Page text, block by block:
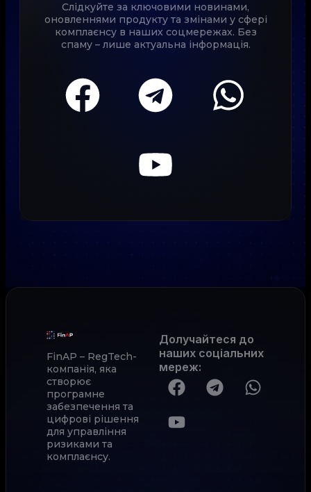
Слідкуйте за ключовими новинами,
оновленнями продукту та змінами у сфері
комплаєнсу в наших соцмережах. Без
спаму – лише актуальна інформація.
FinAP – RegTech-
компанія, яка
створює
програмне
забезпечення та
цифрові рішення
для управління
ризиками та
комплаєнсу.
Долучайтеся до
наших соціальних
мереж: